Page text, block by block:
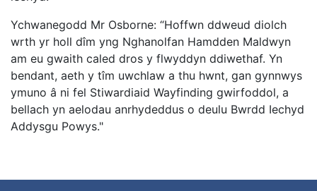
Ychwanegodd Mr Osborne: “Hoffwn ddweud diolch
wrth yr holl dîm yng Nghanolfan Hamdden Maldwyn
am eu gwaith caled dros y flwyddyn ddiwethaf. Yn
bendant, aeth y tîm uwchlaw a thu hwnt, gan gynnwys
ymuno â ni fel Stiwardiaid Wayfinding gwirfoddol, a
bellach yn aelodau anrhydeddus o deulu Bwrdd Iechyd
Addysgu Powys."